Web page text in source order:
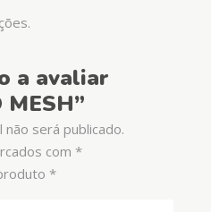
a avaliar
MESH”
será publicado.
com *
*